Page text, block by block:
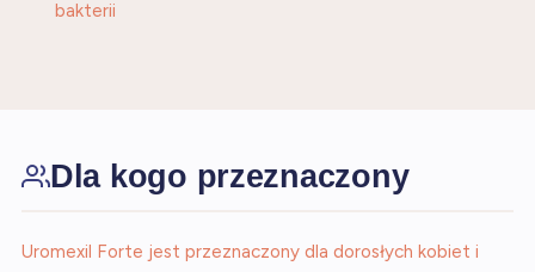
bakterii
Dla kogo przeznaczony
Uromexil Forte jest przeznaczony dla dorosłych kobiet i